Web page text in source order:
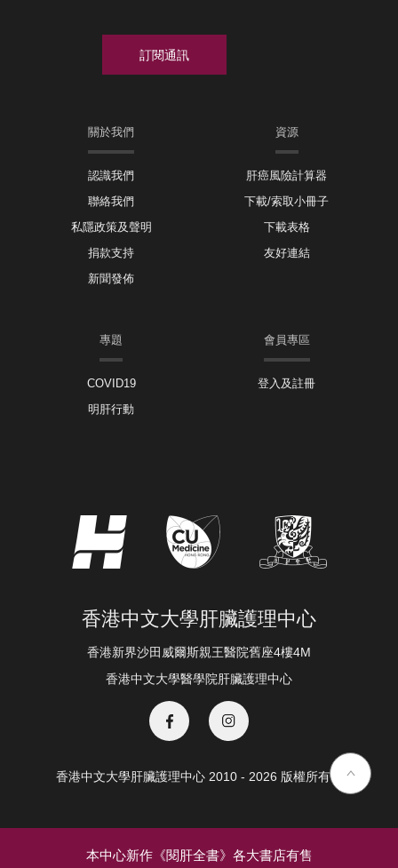
關於我們
認識我們
聯絡我們
私隱政策及聲明
捐款支持
新聞發佈
資源
肝癌風險計算器
下載/索取小冊子
下載表格
友好連結
專題
COVID19
明肝行動
會員專區
登入及註冊
香港中文大學肝臟護理中心
香港新界沙田威爾斯親王醫院舊座4樓4M
香港中文大學醫學院肝臟護理中心
香港中文大學肝臟護理中心 2010 - 2026 版權所有 ©️
本中心新作《閱肝全書》各大書店有售